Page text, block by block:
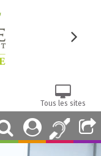
Tous les sites